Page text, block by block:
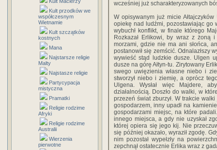
Kult przodków we
współczesnym
Wietnamie
Kult szczątków
kostnych
Mana
Najstarsze religie
Malty
Najstasze religie
Partycypacja
mistyczna
Pramatki
Religie rodzime
Afryki
Religie rodzime
Australii
Wierzenia
pierwotne
wcześniej już scharakteryzowanych
W opisywanym już micie
opiekę nad ludźmi, pozostawiając go
wybuchł konflikt, w finale którego
Rozkazał Erlikowi, by wraz z żoną
morzami, gdzie nie ma ani słońca,
postanowił się zemścić. Odnalazłszy
wywieść stąd ludzkie dusze. Ulgen
dusze na górę Ałtyn-tu. Zirytowany
swego uwięzienia własne niebo i
stworzył niebo i ziemię, a oprócz
Ulgena. Wysłał więc Majdere,
działalnością. Doszło do walki, w
przezeń świat zburzył. W trakcie
gospodarzem, inny upadł na
gospodarzami miejsc, na które
innego miejsca, a gdy nie uzyskał
której opiera się jego kij. Nie
się później okazało, wyraził zgodę.
nim pozostał wypełzły na
zepchnął ostatecznie Erlika wraz z